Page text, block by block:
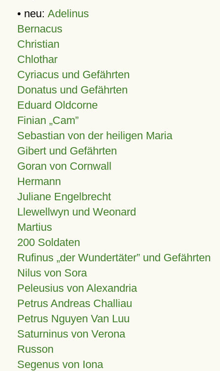
• neu: Adelinus
Bernacus
Christian
Chlothar
Cyriacus und Gefährten
Donatus und Gefährten
Eduard Oldcorne
Finian Cam
Sebastian von der heiligen Maria
Gibert und Gefährten
Goran von Cornwall
Hermann
Juliane Engelbrecht
Llewellwyn und Weonard
Martius
200 Soldaten
Rufinus „der Wundertäter” und Gefährten
Nilus von Sora
Peleusius von Alexandria
Petrus Andreas Challiau
Petrus Nguyen Van Luu
Saturninus von Verona
Russon
Segenus von Iona